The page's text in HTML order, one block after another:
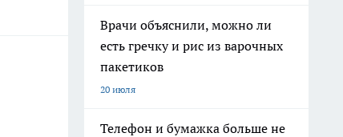
Врачи объяснили, можно ли
есть гречку и рис из варочных
пакетиков
20 июля
Телефон и бумажка больше не